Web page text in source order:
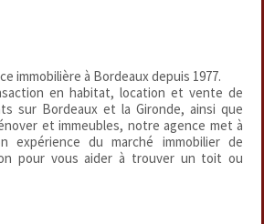
immobilière à Bordeaux depuis 1977.
en habitat, location et vente de
sur Bordeaux et la Gironde, ainsi que
et immeubles, notre agence met à
expérience du marché immobilier de
pour vous aider à trouver un toit ou